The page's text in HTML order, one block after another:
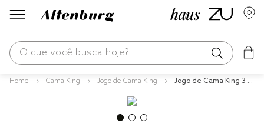
O que você busca hoje?
Cama King Jogo de Cama King
Jogo de Cama King 3 P